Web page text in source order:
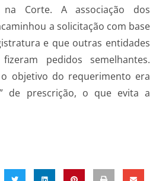
Corte. A associação dos
a solicitação com base
e que outras entidades
pedidos semelhantes.
objetivo do requerimento era
de prescrição, o que evita a